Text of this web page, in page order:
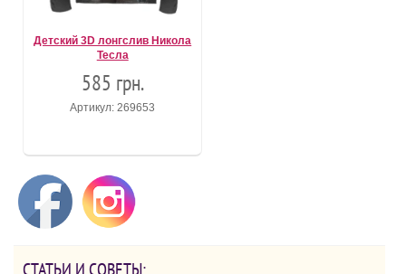
Детский 3D лонгслив Никола
Тесла
585 грн.
Артикул: 269653